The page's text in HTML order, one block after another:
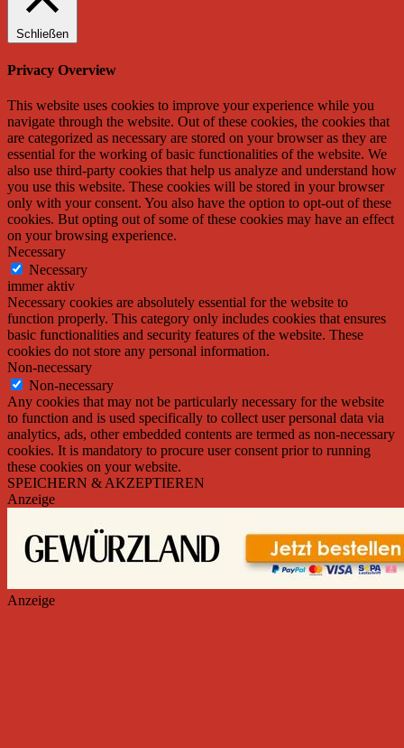
Schließen
Privacy Overview
This website uses cookies to improve your experience while you
navigate through the website. Out of these cookies, the cookies that
are categorized as necessary are stored on your browser as they are
essential for the working of basic functionalities of the website. We
also use third-party cookies that help us analyze and understand how
you use this website. These cookies will be stored in your browser
only with your consent. You also have the option to opt-out of these
cookies. But opting out of some of these cookies may have an effect
on your browsing experience.
Necessary
Necessary
immer aktiv
Necessary cookies are absolutely essential for the website to
function properly. This category only includes cookies that ensures
basic functionalities and security features of the website. These
cookies do not store any personal information.
Non-necessary
Non-necessary
Any cookies that may not be particularly necessary for the website
to function and is used specifically to collect user personal data via
analytics, ads, other embedded contents are termed as non-necessary
cookies. It is mandatory to procure user consent prior to running
these cookies on your website.
SPEICHERN & AKZEPTIEREN
Anzeige
Anzeige